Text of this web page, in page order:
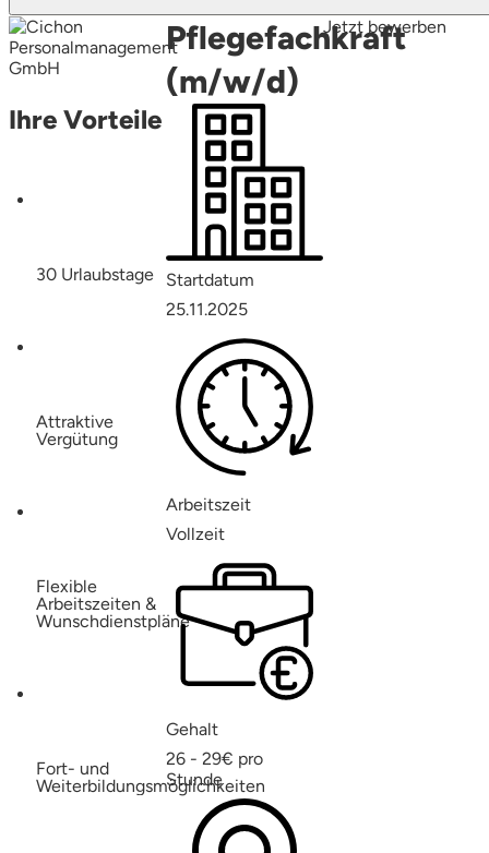
Pflegefachkraft
(m/w/d)
Jetzt bewerben
Ihre Vorteile
30 Urlaubstage
Attraktive
Vergütung
Flexible
Arbeitszeiten &
Wunschdienstpläne
Fort- und
Weiterbildungsmöglichkeiten
Startdatum
25.11.2025
Arbeitszeit
Vollzeit
Gehalt
26 - 29€ pro
Stunde